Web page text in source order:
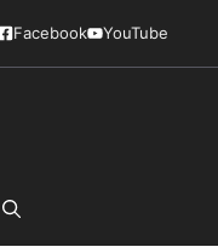
Facebook YouTube